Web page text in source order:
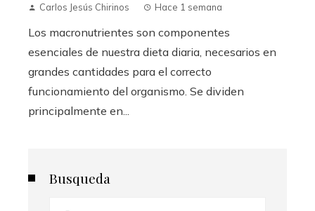
Carlos Jesús Chirinos Hace 1 semana
Los macronutrientes son componentes
esenciales de nuestra dieta diaria, necesarios en
grandes cantidades para el correcto
funcionamiento del organismo. Se dividen
principalmente en...
Busqueda